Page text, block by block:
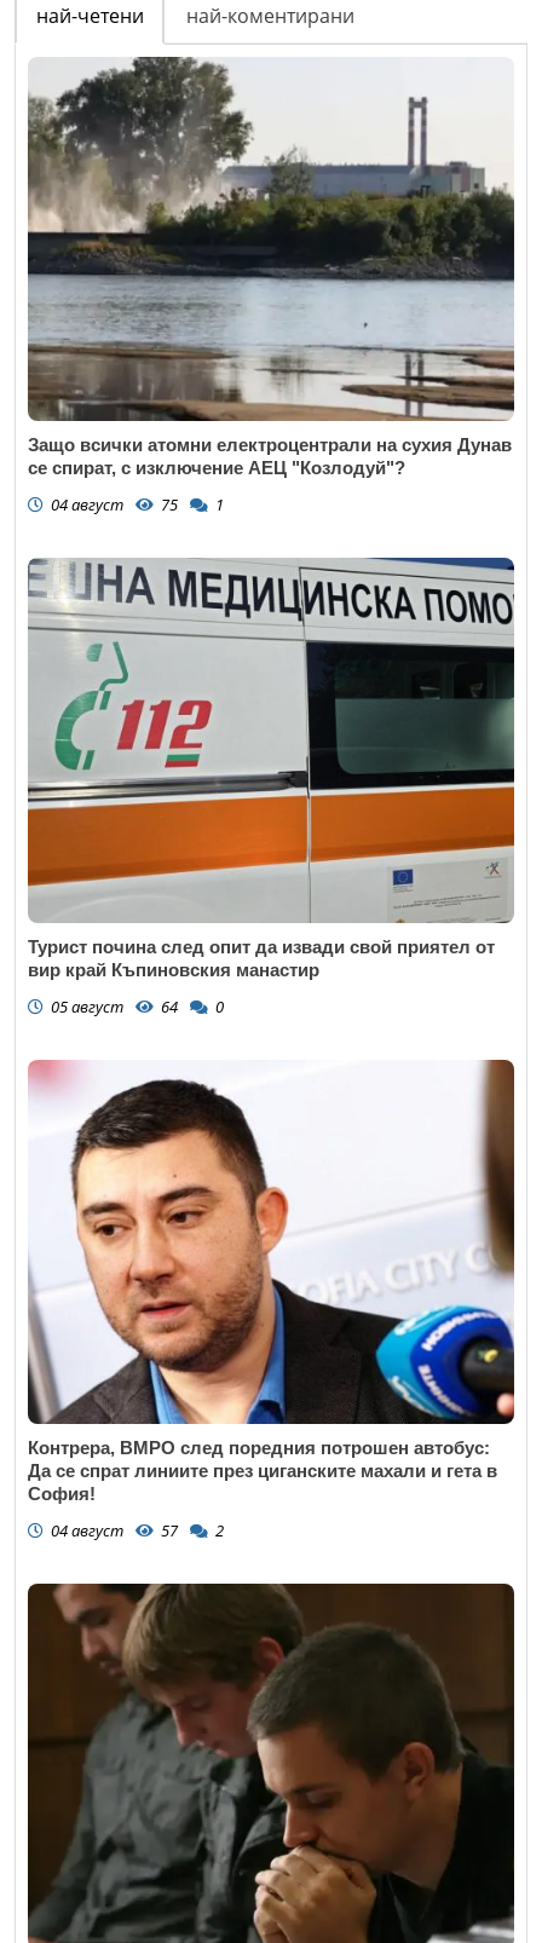
най-четени най-коментирани
Защо всички атомни електроцентрали на сухия Дунав
се спират, с изключение АЕЦ "Козлодуй"?
04 август 75 1
Турист почина след опит да извади свой приятел от
вир край Къпиновския манастир
05 август 64 0
Контрера, ВМРО след поредния потрошен автобус:
Да се спрат линиите през циганските махали и гета в
София!
04 август 57 2